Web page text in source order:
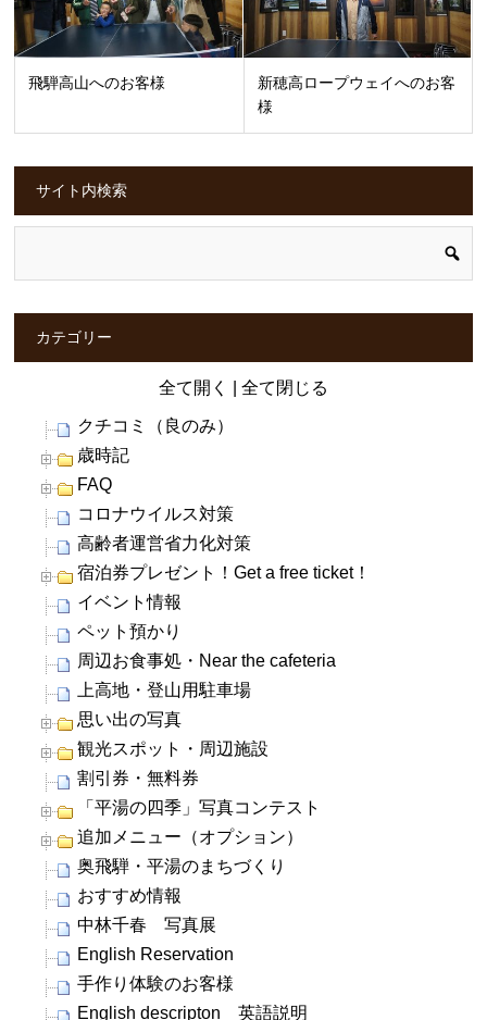
飛騨高山へのお客様
新穂高ロープウェイへのお客
様
サイト内検索
カテゴリー
全て開く 全て閉じる
クチコミ（良のみ）
歳時記
FAQ
コロナウイルス対策
高齢者運営省力化対策
宿泊券プレゼント！Get a free ticket！
イベント情報
ペット預かり
周辺お食事処・Near the cafeteria
上高地・登山用駐車場
思い出の写真
観光スポット・周辺施設
割引券・無料券
「平湯の四季」写真コンテスト
追加メニュー（オプション）
奥飛騨・平湯のまちづくり
おすすめ情報
中林千春 写真展
English Reservation
手作り体験のお客様
English descripton 英語説明